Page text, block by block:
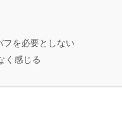
を必要としない
く感じる